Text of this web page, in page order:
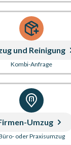
und Reinigung
Kombi-Anfrage
Umzug
oder Praxisumzug